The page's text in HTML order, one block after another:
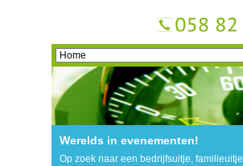
Werelds in evenementen!
Op zoek naar een bedrijfsuitje, familieuitje,